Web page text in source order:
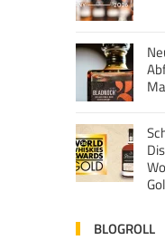
BLOGROLL